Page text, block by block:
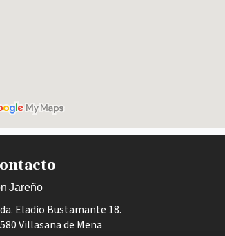
Jareño
Eladio Bustamante 18.
Villasana de Mena